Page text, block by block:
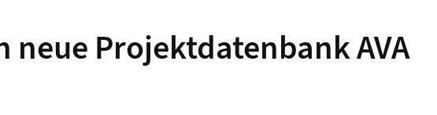
neue Projektdatenbank AVA